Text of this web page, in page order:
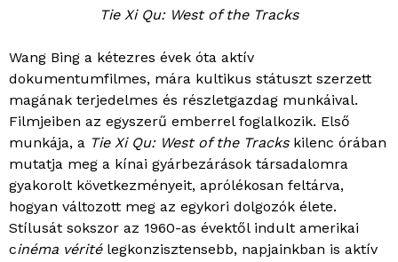
Tie Xi Qu: West of the Tracks
Wang Bing a kétezres évek óta aktív
dokumentumfilmes, mára kultikus státuszt szerzett
magának terjedelmes és részletgazdag munkáival.
Filmjeiben az egyszerű emberrel foglalkozik. Első
munkája, a Tie Xi Qu: West of the Trackskilenc órában
mutatja meg a kínai gyárbezárások társadalomra
gyakorolt következményeit, aprólékosan feltárva,
hogyan változott meg az egykori dolgozók élete.
Stílusát sokszor az 1960-as évektől indult amerikai
cinéma véritélegkonzisztensebb, napjainkban is aktív